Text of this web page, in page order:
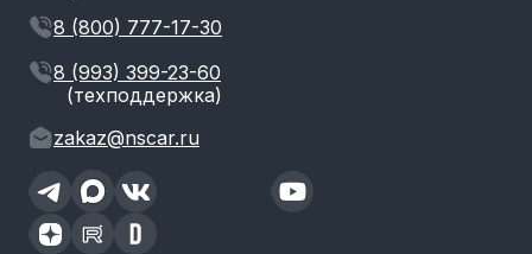
8 (800) 777-17-30
8 (993) 399-23-60
(техподдержка)
zakaz@nscar.ru